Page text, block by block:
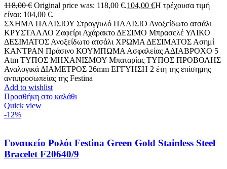
118,00€ Original price was: 118,00 €.104,00 €Η τρέχουσα τιμή
είναι: 104,00 €.
ΣΧΗΜΑ ΠΛΑΙΣΙΟΥ Στρογγυλό ΠΛΑΙΣΙΟ Ανοξείδωτο ατσάλι
ΚΡΥΣΤΑΛΛΟ Ζαφείρι Αχάρακτο ΔΕΣΙΜΟ Μπρασελέ ΥΛΙΚΟ
ΔΕΣΙΜΑΤΟΣ Ανοξείδωτο ατσάλι ΧΡΩΜΑ ΔΕΣΙΜΑΤΟΣ Ασημί
ΚΑΝΤΡΑΝ Πράσινο ΚΟΥΜΠΩΜΑ Ασφαλείας Α∆ΙΑΒΡΟΧΟ 5
Atm ΤΥΠΟΣ ΜΗΧΑΝΙΣΜΟΥ Μπαταρίας ΤΥΠΟΣ ΠΡΟΒΟΛΗΣ
Αναλογικά ΔΙΑΜΕΤΡΟΣ 26mm EΓΓΥΗΣΗ 2 έτη της επίσημης
αντιπροσωπείας της Festina
Add to wishlist
Προσθήκη στο καλάθι
Quick view
-12%
Γυναικείο Ρολόι Festina Green Gold Stainless Steel
Bracelet F20640/9